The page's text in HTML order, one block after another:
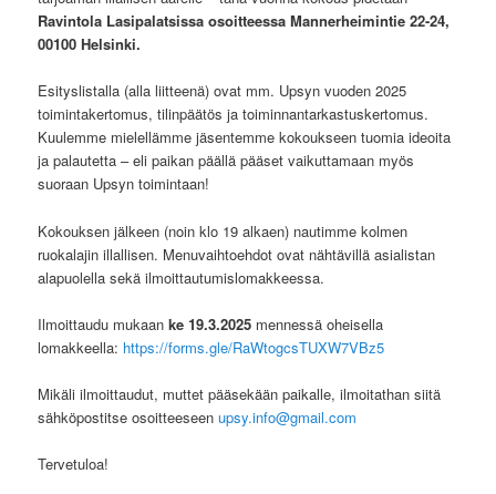
Ravintola Lasipalatsissa osoitteessa Mannerheimintie 22-24,
00100 Helsinki.
Esityslistalla (alla liitteenä) ovat mm. Upsyn vuoden 2025
toimintakertomus, tilinpäätös ja toiminnantarkastuskertomus.
Kuulemme mielellämme jäsentemme kokoukseen tuomia ideoita
ja palautetta – eli paikan päällä pääset vaikuttamaan myös
suoraan Upsyn toimintaan!
Kokouksen jälkeen (noin klo 19 alkaen) nautimme kolmen
ruokalajin illallisen. Menuvaihtoehdot ovat nähtävillä asialistan
alapuolella sekä ilmoittautumislomakkeessa.
Ilmoittaudu mukaanke 19.3.2025 mennessä oheisella
lomakkeella: https://forms.gle/RaWtogcsTUXW7VBz5
Mikäli ilmoittaudut, muttet pääsekään paikalle, ilmoitathan siitä
sähköpostitse osoitteeseenupsy.info@gmail.com
Tervetuloa!